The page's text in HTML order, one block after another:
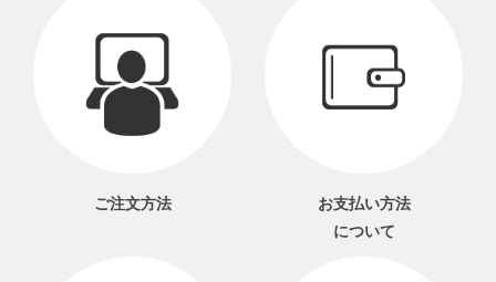
ご注文方法
お支払い方法
について